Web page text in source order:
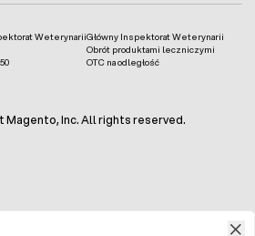
WeterynariiGłówny Inspektorat Weterynarii
Obrót produktami leczniczymi
OTC na odległość
Inc. All rights reserved.